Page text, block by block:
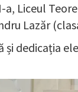
Liceul
Lazăr
și